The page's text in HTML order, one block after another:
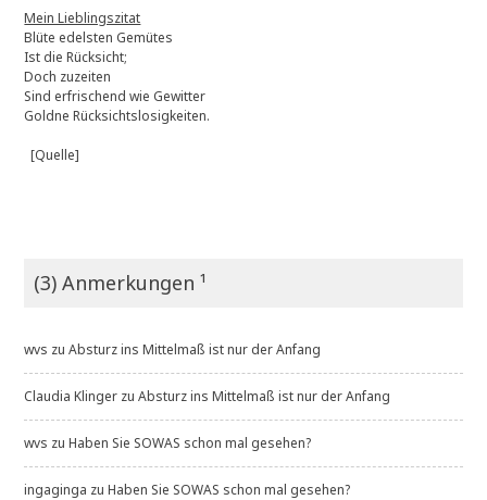
Mein Lieblingszitat
Blüte edelsten Gemütes
Ist die Rücksicht;
Doch zuzeiten
Sind erfrischend wie Gewitter
Goldne Rücksichtslosigkeiten.
[Quelle]
(3) Anmerkungen ¹
wvs zuAbsturz ins Mittelmaß ist nur der Anfang
Claudia Klinger zuAbsturz ins Mittelmaß ist nur der Anfang
wvs zuHaben Sie SOWAS schon mal gesehen?
ingaginga zuHaben Sie SOWAS schon mal gesehen?